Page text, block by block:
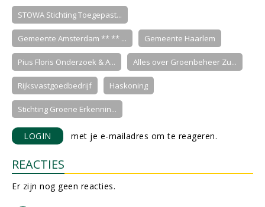
STOWA Stichting Toegepast...
Gemeente Amsterdam ** ** ... Gemeente Haarlem
Pius Floris Onderzoek & A... Alles over Groenbeheer Zu...
Rijksvastgoedbedrijf Haskoning
Stichting Groene Erkennin...
LOGIN met je e-mailadres om te reageren.
REACTIES
Er zijn nog geen reacties.